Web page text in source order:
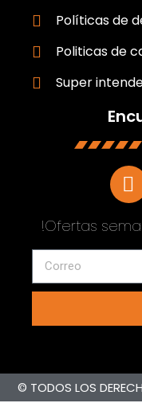
Políticas de
Politicas de
Super
!Ofertas
© TODOS LOS